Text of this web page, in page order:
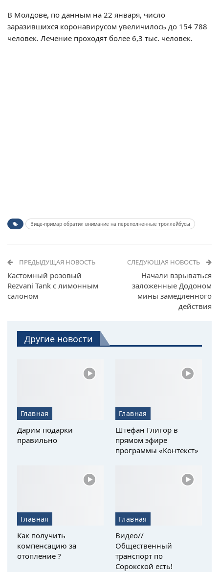
В Молдове, по данным на 22 января, число
заразившихся коронавирусом увеличилось до 154 788
человек. Лечение проходят более 6,3 тыс. человек.
Вице-примар обратил внимание на переполненные троллейбусы
ПРЕДЫДУЩАЯ НОВОСТЬ
Кастомный розовый
Rezvani Tank с лимонным
салоном
СЛЕДУЮЩАЯ НОВОСТЬ
Начали взрываться
заложенные Додоном
мины замедленного
действия
Другие новости
Главная
Дарим подарки
правильно
Главная
Штефан Глигор в
прямом эфире
программы «Контекст»
Главная
Как получить
компенсацию за
отопление ?
Главная
Видео//
Общественный
транспорт по
Сорокской есть!